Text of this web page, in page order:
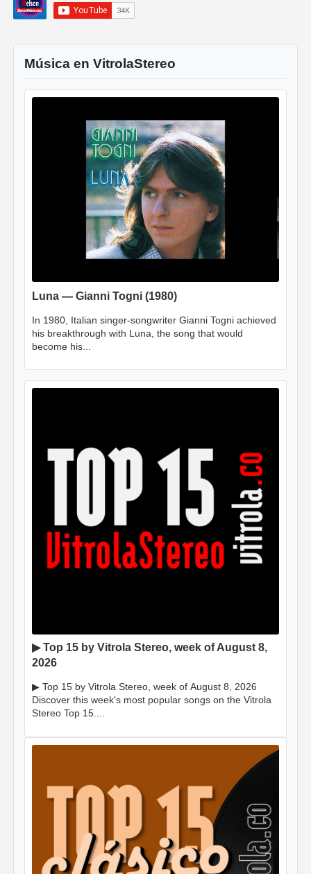
Música en VitrolaStereo
Luna — Gianni Togni (1980)
In 1980, Italian singer-songwriter Gianni Togni achieved
his breakthrough with Luna, the song that would
become his...
▶ Top 15 by Vitrola Stereo, week of August 8,
2026
▶ Top 15 by Vitrola Stereo, week of August 8, 2026
Discover this week's most popular songs on the Vitrola
Stereo Top 15....